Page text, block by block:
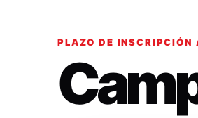
PLAZO DE INSCRIPCIÓN